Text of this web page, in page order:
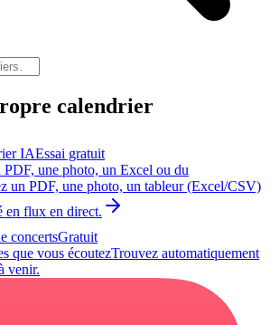
calendrier
IAEssai gratuit
PDF, une photo, un Excel ou du
un PDF, une photo, un tableur (Excel/CSV)
en flux en direct.
concertsGratuit
que vous écoutezTrouvez automatiquement
venir.